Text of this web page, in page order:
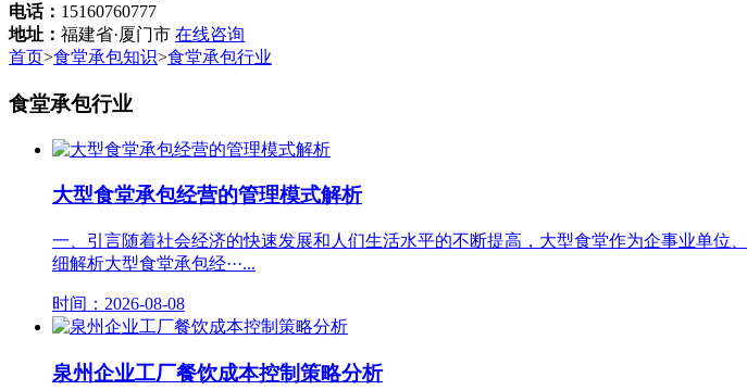
电话： 15160760777
地址： 福建省·厦门市 在线咨询
首页>食堂承包知识>食堂承包行业
食堂承包行业
大型食堂承包经营的管理模式解析
一、引言随着社会经济的快速发展和人们生活水平的不断提高，大型食堂作为企事业单
细解析大型食堂承包经···...
时间：2026-08-08
泉州企业工厂餐饮成本控制策略分析